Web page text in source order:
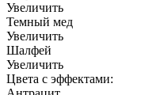
Увеличить
Темный мед
Увеличить
Шалфей
Увеличить
Цвета с эффектами: